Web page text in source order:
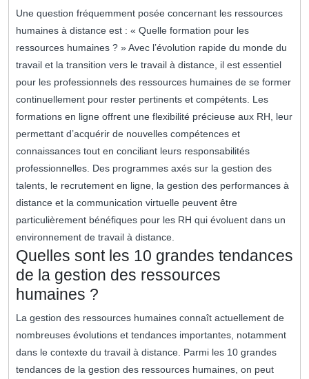
Une question fréquemment posée concernant les ressources
humaines à distance est : « Quelle formation pour les
ressources humaines ? » Avec l’évolution rapide du monde du
travail et la transition vers le travail à distance, il est essentiel
pour les professionnels des ressources humaines de se former
continuellement pour rester pertinents et compétents. Les
formations en ligne offrent une flexibilité précieuse aux RH, leur
permettant d’acquérir de nouvelles compétences et
connaissances tout en conciliant leurs responsabilités
professionnelles. Des programmes axés sur la gestion des
talents, le recrutement en ligne, la gestion des performances à
distance et la communication virtuelle peuvent être
particulièrement bénéfiques pour les RH qui évoluent dans un
environnement de travail à distance.
Quelles sont les 10 grandes tendances
de la gestion des ressources
humaines ?
La gestion des ressources humaines connaît actuellement de
nombreuses évolutions et tendances importantes, notamment
dans le contexte du travail à distance. Parmi les 10 grandes
tendances de la gestion des ressources humaines, on peut